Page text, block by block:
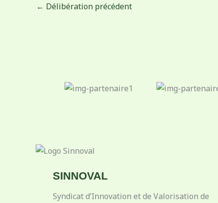
← Délibération précédent
SINNOVAL
Syndicat d’Innovation et de Valorisation de